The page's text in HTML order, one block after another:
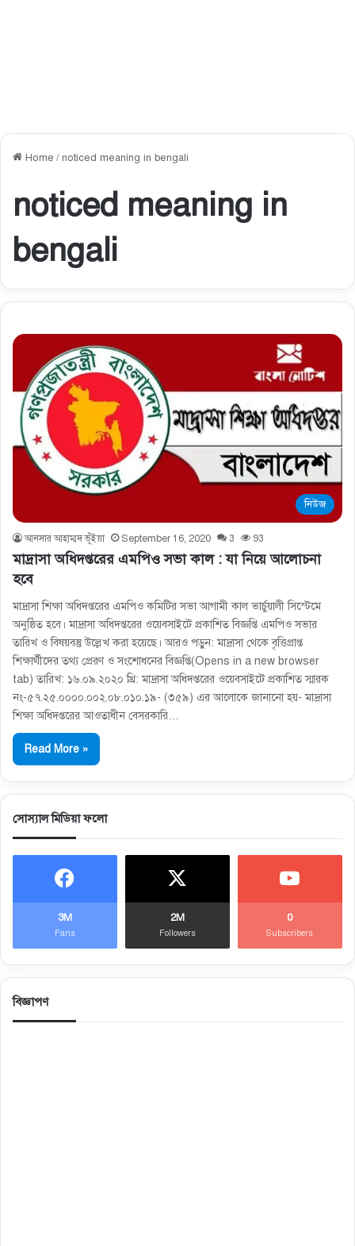
Home /noticed meaning in bengali
noticed meaning in
bengali
নিউজ
আনসার আহাম্মদ ভূঁইয়া September 16, 2020 3 93
মাদ্রাসা অধিদপ্তরের এমপিও সভা কাল : যা নিয়ে আলোচনা
হবে
মাদ্রাসা শিক্ষা অধিদপ্তরের এমপিও কমিটির সভা আগামী কাল ভার্চুয়ালী সিস্টেমে
অনুষ্ঠিত হবে। মাদ্রাসা অধিদপ্তরের ওয়েবসাইটে প্রকাশিত বিজ্ঞপ্তি এমপিও সভার
তারিখ ও বিষয়বস্তু উল্লেখ করা হয়েছে। আরও পড়ুন: মাদ্রাসা থেকে বৃত্তিপ্রাপ্ত
শিক্ষার্থীদের তথ্য প্রেরণ ও সংশোধনের বিজ্ঞপ্তি(Opens in a new browser
tab) তারিখ: ১৬.০৯.২০২০ খ্রি: মাদ্রাসা অধিদপ্তরের ওয়েবসাইটে প্রকাশিত স্মারক
নং-৫৭.২৫.০০০০.০০২.০৮.০১০.১৯- (৩৫৯) এর আলোকে জানানো হয়- মাদ্রাসা
শিক্ষা অধিদপ্তরের আওতাধীন বেসরকারি…
Read More »
সোস্যাল মিডিয়া ফলো
3M
Fans
2M
Followers
0
Subscribers
বিজ্ঞাপণ